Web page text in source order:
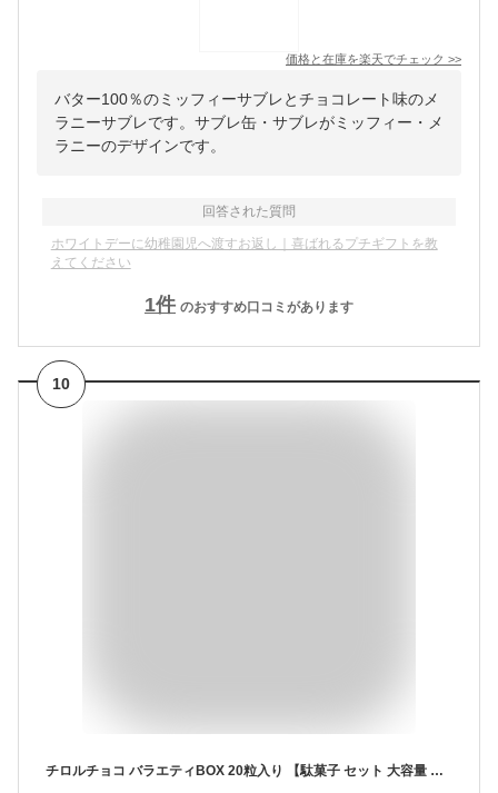
価格と在庫を楽天でチェック >>
バター100％のミッフィーサブレとチョコレート味のメ
ラニーサブレです。サブレ缶・サブレがミッフィー・メ
ラニーのデザインです。
回答された質問
ホワイトデーに幼稚園児へ渡すお返し｜喜ばれるプチギフトを教
えてください
1件 のおすすめ口コミがあります
10
チロルチョコ バラエティBOX 20粒入り 【駄菓子 セット 大容量 子供会 景品】